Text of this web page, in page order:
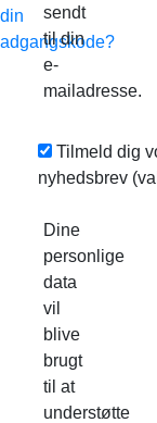
din
adgangskode?
sendt
til din
e-
mailadresse.
Tilmeld dig
nyhedsbrev
Dine
personlige
data
vil
blive
brugt
til at
understøtte